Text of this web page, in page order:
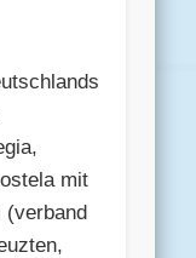
mit
(verband